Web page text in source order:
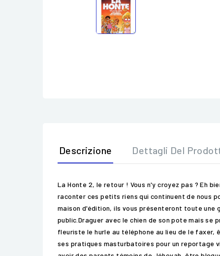
Descrizione Dettagli Del
La Honte 2, le retour ! Vous n'y croyez pas ? Eh
raconter ces petits riens qui continuent de nous
maison d'édition, ils vous présenteront toute une
public.Draguer avec le chien de son pote mais se
fleuriste le hurle au téléphone au lieu de le
ses pratiques masturbatoires pour un reportage